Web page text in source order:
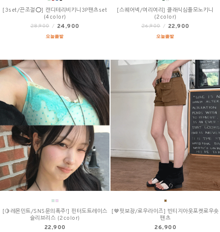
[3set/끈조절⭕] 캔디테리비키니3P팬츠set
(4color)
28,900 / 24,900
[스퀘어넥/여리여리] 클래식심플모노키니
(2color)
26,900 / 22,900
[🍋레몬민트/SNS문의폭주!] 핀터도트레이스
슬리브리스 (2color)
22,900
[🤎핏보장/로우라이즈] 빈티지아웃포켓로우숏
팬츠
26,900